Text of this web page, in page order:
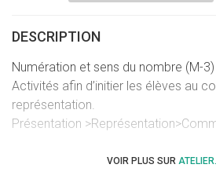
DESCRIPTION
Numération et sens du nombre (M-3)
Activités afin d’initier les élèves au
représentation.
Présentation
VOIR PLUS SUR